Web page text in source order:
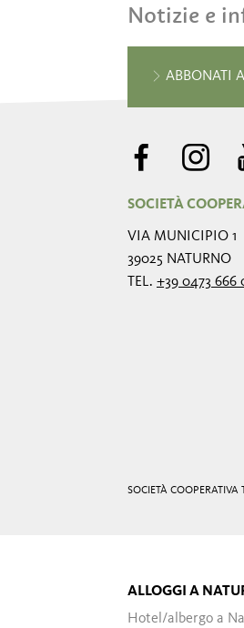
Notizie e
ABBONATI
SOCIETÀ
VIA MUNICIPIO 1
39025 NATURNO
TEL. +39 0473 666
SOCIETÀ
ALLOGGI A
Hotel/albergo a